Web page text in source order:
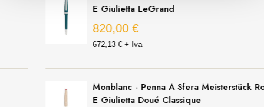
E Giulietta LeGrand
820,00 €
672,13 € + Iva
Monblanc - Penna A Sfera Meisterstück Romeo
E Giulietta Doué Classique